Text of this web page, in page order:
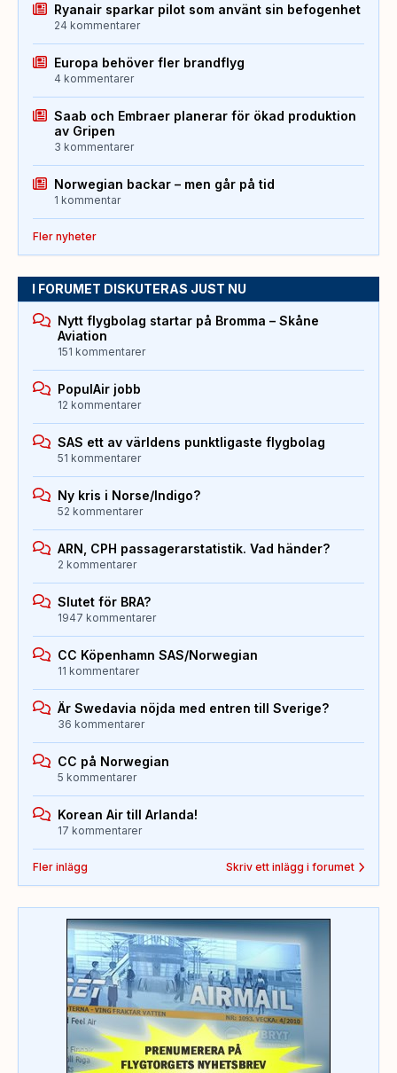
Ryanair sparkar pilot som använt sin befogenhet
24 kommentarer
Europa behöver fler brandflyg
4 kommentarer
Saab och Embraer planerar för ökad produktion
av Gripen
3 kommentarer
Norwegian backar – men går på tid
1 kommentar
Fler nyheter
I FORUMET DISKUTERAS JUST NU
Nytt flygbolag startar på Bromma – Skåne
Aviation
151 kommentarer
PopulAir jobb
12 kommentarer
SAS ett av världens punktligaste flygbolag
51 kommentarer
Ny kris i Norse/Indigo?
52 kommentarer
ARN, CPH passagerarstatistik. Vad händer?
2 kommentarer
Slutet för BRA?
1947 kommentarer
CC Köpenhamn SAS/Norwegian
11 kommentarer
Är Swedavia nöjda med entren till Sverige?
36 kommentarer
CC på Norwegian
5 kommentarer
Korean Air till Arlanda!
17 kommentarer
Fler inlägg Skriv ett inlägg i forumet